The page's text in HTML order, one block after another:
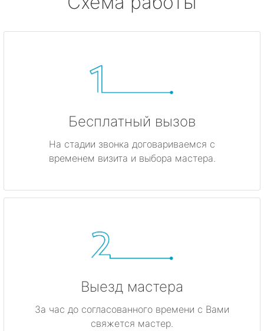
Бесплатный вызов
На стадии звонка договариваемся с
временем визита и выбора мастера.
Выезд мастера
За час до согласованного времени с Вами
свяжется мастер.